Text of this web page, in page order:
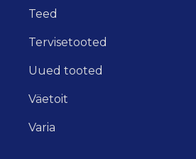
Teed
Tervisetooted
Uued tooted
Väetoit
Varia